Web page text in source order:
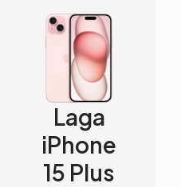
Laga
iPhone
15 Plus